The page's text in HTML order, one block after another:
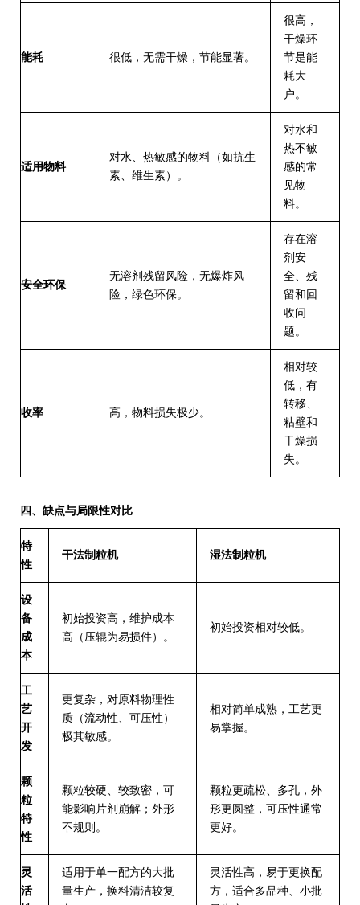
能耗 很低 ，无需干燥，节能显著。
很高 ，
干燥环
节是能
耗大
户。
适用物料
对水、热敏感的物料（如抗生
素、维生素）。
对水和
热不敏
感的常
见物
料。
安全环保
无溶剂残留风险，无爆炸风
险，绿色环保。
存在溶
剂安
全、残
留和回
收问
题。
收率 高 ，物料损失极少。
相对较
低 ，有
转移、
粘壁和
干燥损
失。
四、缺点与局限性对比
特
性
干法制粒机 湿法制粒机
设
备
成
本
初始投资高 ，维护成本
高（压辊为易损件）。
初始投资相对较低。
工
艺
开
发
更复杂 ，对原料物理性
质（流动性、可压性）
极其敏感。
相对简单成熟 ，工艺更
易掌握。
颗
粒
特
性
颗粒较硬、较致密，可
能影响片剂崩解；外形
不规则。
颗粒更疏松、多孔，外
形更圆整，可压性通常
更好。
灵
活
适用于单一配方的大批
量生产，换料清洁较复
灵活性高 ，易于更换配
方，适合多品种、小批